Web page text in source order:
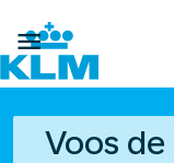

Voos de